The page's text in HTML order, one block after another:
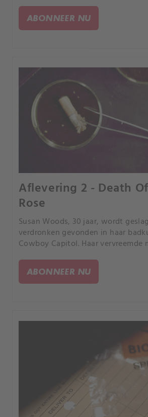
nog een brute aanval wordt de
eindelijk onthuld.
ABONNEER NU
Aflevering 2 - Death
Rose
Susan Woods, 30 jaar, wordt
verdronken gevonden in haar
Cowboy Capitol. Haar vervreemde
ABONNEER NU